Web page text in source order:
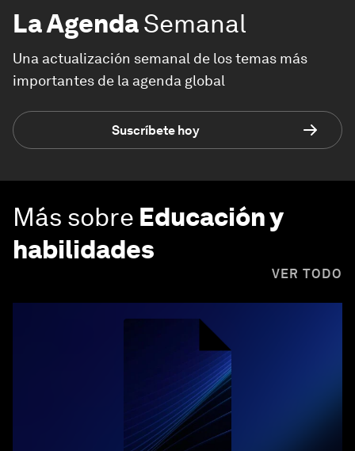
La AgendaSemanal
Una actualización semanal de los temas más
importantes de la agenda global
Suscríbete hoy
Más sobre Educación y
habilidades
VER TODO